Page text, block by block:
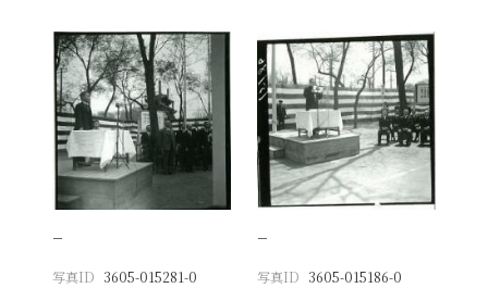
−
写真ID 3605-015281-0
−
写真ID 3605-015186-0